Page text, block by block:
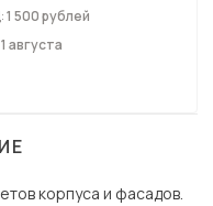
1 500 рублей
августа
корпуса и фасадов.